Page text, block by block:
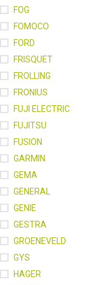
FOG
FOMOCO
FORD
FRISQUET
FROLLING
FRONIUS
FUJI ELECTRIC
FUJITSU
FUSION
GARMIN
GEMA
GENERAL
GENIE
GESTRA
GROENEVELD
GYS
HAGER